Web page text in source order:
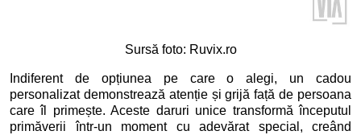
Sursă foto: Ruvix.ro
Indiferent de opțiunea pe care o alegi, un cadou
personalizat demonstrează atenție și grijă față de persoana
care îl primește. Aceste daruri unice transformă începutul
primăverii într-un moment cu adevărat special, creând